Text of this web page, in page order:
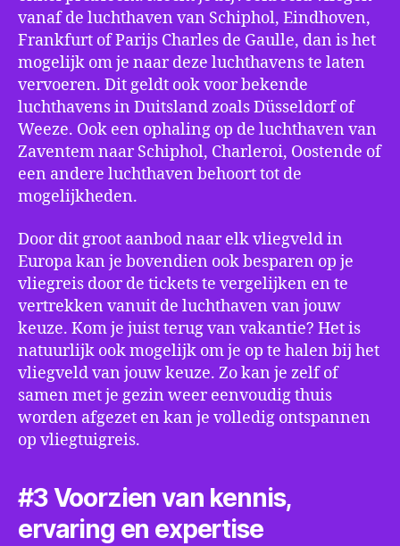
vanaf de luchthaven van Schiphol, Eindhoven,
Frankfurt of Parijs Charles de Gaulle, dan is het
mogelijk om je naar deze luchthavens te laten
vervoeren. Dit geldt ook voor bekende
luchthavens in Duitsland zoals Düsseldorf of
Weeze. Ook een ophaling op de luchthaven van
Zaventem naar Schiphol, Charleroi, Oostende of
een andere luchthaven behoort tot de
mogelijkheden.
Door dit groot aanbod naar elk vliegveld in
Europa kan je bovendien ook besparen op je
vliegreis door de tickets te vergelijken en te
vertrekken vanuit de luchthaven van jouw
keuze. Kom je juist terug van vakantie? Het is
natuurlijk ook mogelijk om je op te halen bij het
vliegveld van jouw keuze. Zo kan je zelf of
samen met je gezin weer eenvoudig thuis
worden afgezet en kan je volledig ontspannen
op vliegtuigreis.
#3 Voorzien van kennis,
ervaring en expertise